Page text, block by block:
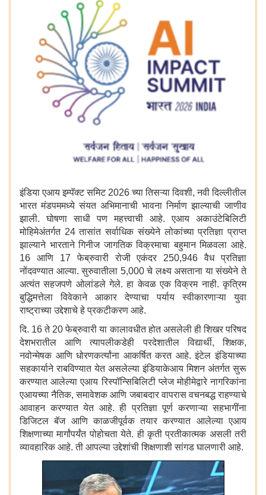
इंडिया एआय इम्पॅक्ट समिट 2026 च्या तिसऱ्या दिवशी, नवी दिल्लीतील
भारत मंडपममध्ये संयत अभिमानाची भावना निर्माण झाल्याची जाणीव
झाली. घोषणा साधी पण महत्त्वाची आहे. एआय अकाउंटेबिलिटी
मोहिमेअंतर्गत 24 तासांत सर्वाधिक संख्येने लोकांच्या प्रतिज्ञा प्राप्त
झाल्याने भारताने गिनीज जागतिक विक्रमाचा बहुमान मिळवला आहे.
16 आणि 17 फेब्रुवारी रोजी एकंदर 250,946 वैध प्रतिज्ञा
नोंदवण्यात आल्या. सुरुवातीला 5,000 चे लक्ष्य असताना या संख्येने ते
अत्यंत सहजपणे ओलांडले गेले. हा केवळ एक विक्रम नाही. कृत्रिम
बुद्धिमत्तेला विवेकाने आकार देण्याचा पर्याय स्वीकारणाऱ्या युवा
राष्ट्राच्या उद्देशाचे हे प्रकटीकरण आहे.
दि. 16 ते 20 फेब्रुवारी या कालावधीत होत असलेली ही शिखर परिषद
देशभरातील आणि त्यापलीकडेही परदेशातील विद्यार्थी, शिक्षक,
नवोन्मेषक आणि धोरणकर्त्यांना आकर्षित करत आहे. इंटेल इंडियाच्या
सहकार्याने राबविण्यात येत असलेल्या इंडियाकेआय मिशन अंतर्गत सुरू
करण्यात आलेल्या एआय रिस्पॉन्सिबिलिटी प्लेज मोहीमेद्वारे नागरिकांना
एआयच्या नैतिक, समावेशक आणि जबाबदार वापरास वचनबद्ध राहण्याचे
आवाहन करण्यात येत आहे. ही प्रतिज्ञा पूर्ण करणाऱ्या सहभागींना
डिजिटल बॅज आणि काळजीपूर्वक तयार करण्यात आलेल्या एआय
शिक्षणाच्या मार्गांपर्यंत पोहोचता येते. ही कृती प्रतीकात्मक असली तरी
व्यावहारिक आहे. ती आपल्या उद्देशांची शिक्षणाशी सांगड घालणारी आहे.